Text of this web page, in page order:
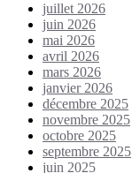
juillet 2026
juin 2026
mai 2026
avril 2026
mars 2026
janvier 2026
décembre 2025
novembre 2025
octobre 2025
septembre 2025
juin 2025